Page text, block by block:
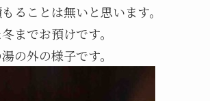
ることは無いと思います。
までお預けです。
の外の様子です。